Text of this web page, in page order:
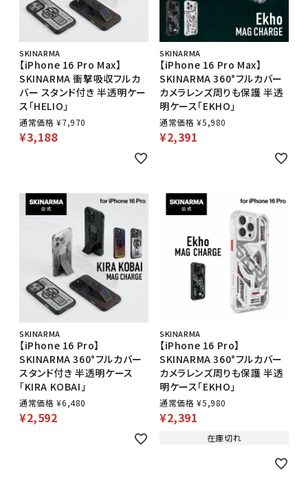
SKINARMA
【iPhone 16 Pro Max】
SKINARMA 衝撃吸収フルカ
バー スタンド付き 半透明ケー
ス「HELIO」
通常価格 ¥7,970
¥3,188
SKINARMA
【iPhone 16 Pro Max】
SKINARMA 360°フルカバー
カメラレンズ周りも保護 半透
明ケース「EKHO」
通常価格 ¥5,980
¥2,391
SKINARMA
【iPhone 16 Pro】
SKINARMA 360°フルカバー
スタンド付き 半透明ケース
「KIRA KOBAI」
通常価格 ¥6,480
¥2,592
SKINARMA
【iPhone 16 Pro】
SKINARMA 360°フルカバー
カメラレンズ周りも保護 半透
明ケース「EKHO」
通常価格 ¥5,980
¥2,391
在庫切れ